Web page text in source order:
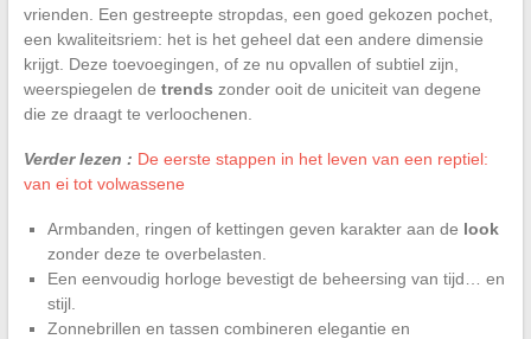
vrienden. Een gestreepte stropdas, een goed gekozen pochet,
een kwaliteitsriem: het is het geheel dat een andere dimensie
krijgt. Deze toevoegingen, of ze nu opvallen of subtiel zijn,
weerspiegelen de trends zonder ooit de uniciteit van degene
die ze draagt te verloochenen.
Verder lezen : De eerste stappen in het leven van een reptiel:
van ei tot volwassene
Armbanden, ringen of kettingen geven karakter aan de look
zonder deze te overbelasten.
Een eenvoudig horloge bevestigt de beheersing van tijd… en
stijl.
Zonnebrillen en tassen combineren elegantie en